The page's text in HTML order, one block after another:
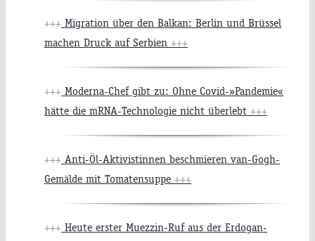
+++ Migration über den Balkan: Berlin und Brüssel
machen Druck auf Serbien +++
+++ Moderna-Chef gibt zu: Ohne Covid-»Pandemie«
hätte die mRNA-Technologie nicht überlebt +++
+++ Anti-Öl-Aktivistinnen beschmieren van-Gogh-
Gemälde mit Tomatensuppe +++
+++ Heute erster Muezzin-Ruf aus der Erdogan-